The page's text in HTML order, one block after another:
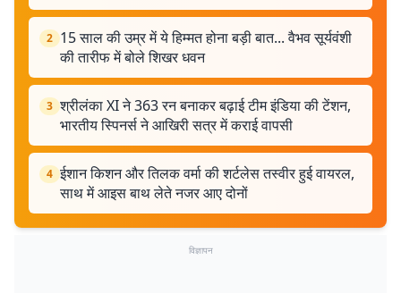
2 15 साल की उम्र में ये हिम्मत होना बड़ी बात... वैभव सूर्यवंशी
की तारीफ में बोले शिखर धवन
3 श्रीलंका XI ने 363 रन बनाकर बढ़ाई टीम इंडिया की टेंशन,
भारतीय स्पिनर्स ने आखिरी सत्र में कराई वापसी
4 ईशान किशन और तिलक वर्मा की शर्टलेस तस्वीर हुई वायरल,
साथ में आइस बाथ लेते नजर आए दोनों
विज्ञापन